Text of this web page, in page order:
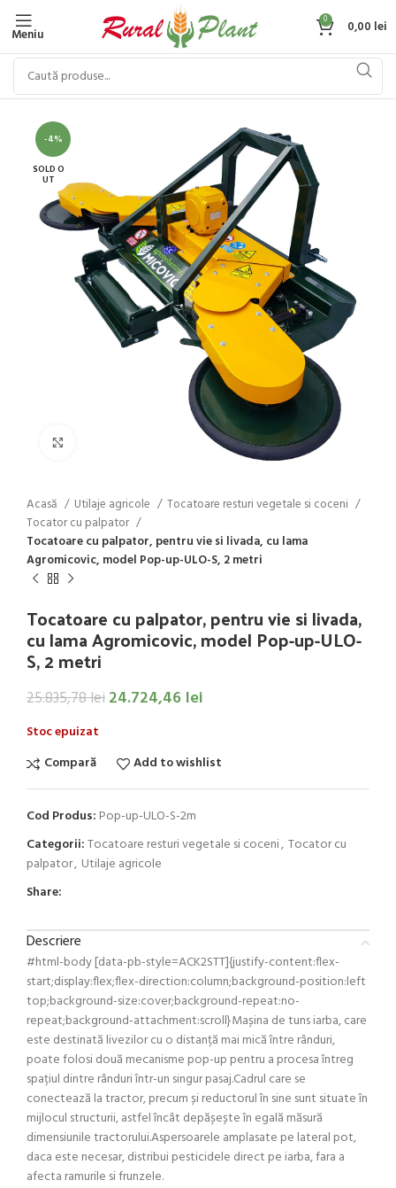
Meniu
0 0,00 lei
-4%
SOLD O
UT
Acasă Utilaje agricole
Tocatoare resturi vegetale si coceni
Tocator cu palpator
Tocatoare cu palpator, pentru vie si livada, cu lama
Agromicovic, model Pop-up-ULO-S, 2 metri
Tocatoare cu palpator, pentru vie si livada,
cu lama Agromicovic, model Pop-up-ULO-
S, 2 metri
25.835,78lei24.724,46 lei
Stoc epuizat
Compară
Add to wishlist
Cod Produs: Pop-up-ULO-S-2m
Categorii:Tocatoare resturi vegetale si coceni, Tocator cu
palpator, Utilaje agricole
Share:
Descriere
#html-body [data-pb-style=ACK2STT]{justify-content:flex-
start;display:flex;flex-direction:column;background-position:left
top;background-size:cover;background-repeat:no-
repeat;background-attachment:scroll}Mașina de tuns iarba, care
este destinată livezilor cu o distanță mai mică între rânduri,
poate folosi două mecanisme pop-up pentru a procesa întreg
spațiul dintre rânduri într-un singur pasaj.Cadrul care se
conectează la tractor, precum și reductorul în sine sunt situate în
mijlocul structurii, astfel încât depășește în egală măsură
dimensiunile tractorului.Aspersoarele amplasate pe lateral pot,
daca este necesar, distribui pesticidele direct pe iarba, fara a
afecta ramurile si frunzele.